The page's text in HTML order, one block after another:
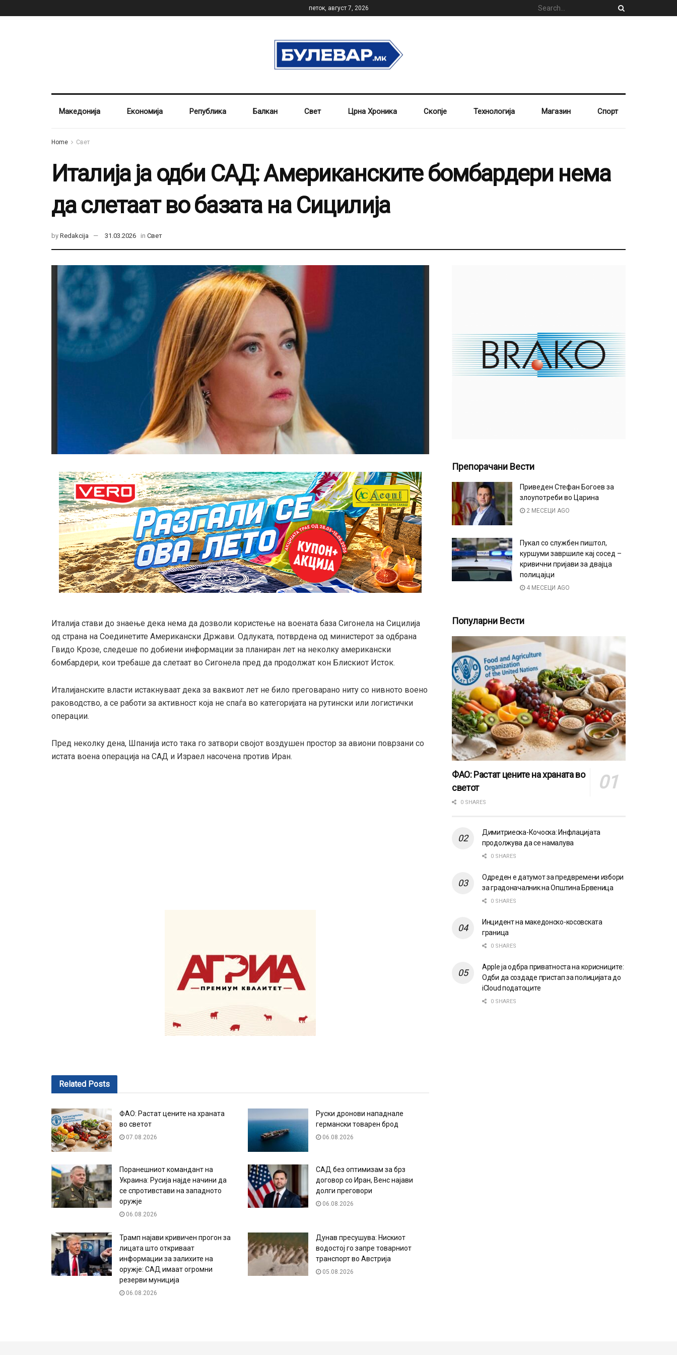
петок, август 7, 2026
Македонија Економија Република Балкан Свет Црна Хроника Скопје Технологија Магазин Спорт
Home Свет
Италија ја одби САД: Американските бомбардери нема
да слетаат во базата на Сицилија
by Redakcija 31.03.2026 in Свет
Италија стави до знаење дека нема да дозволи користење на воената база Сигонела на Сицилија
од страна на Соединетите Американски Држави. Одлуката, потврдена од министерот за одбрана
Гвидо Крозе, следеше по добиени информации за планиран лет на неколку американски
бомбардери, кои требаше да слетаат во Сигонела пред да продолжат кон Блискиот Исток.
Италијанските власти истакнуваат дека за ваквиот лет не било преговарано ниту со нивното воено
раководство, а се работи за активност која не спаѓа во категоријата на рутински или логистички
операции.
Пред неколку дена, Шпанија исто така го затвори својот воздушен простор за авиони поврзани со
истата воена операција на САД и Израел насочена против Иран.
Related Posts
ФАО: Растат цените на храната
во светот
07.08.2026
Руски дронови нападнале
германски товарен брод
06.08.2026
Поранешниот командант на
Украина: Русија најде начини да
се спротивстави на западното
оружје
06.08.2026
САД без оптимизам за брз
договор со Иран, Венс најави
долги преговори
06.08.2026
Трамп најави кривичен прогон за
лицата што откриваат
информации за залихите на
оружје: САД имаат огромни
резерви муниција
06.08.2026
Дунав пресушува: Нискиот
водостој го запре товарниот
транспорт во Австрија
05.08.2026
Препорачани Вести
Приведен Стефан Богоев за
злоупотреби во Царина
2 МЕСЕЦИ AGO
Пукал со службен пиштол,
куршуми завршиле кај сосед –
кривични пријави за двајца
полицајци
4 МЕСЕЦИ AGO
Популарни Вести
ФАО: Растат цените на храната во
светот
0 SHARES
Димитриеска-Кочоска: Инфлацијата
продолжува да се намалува
0 SHARES
Одреден е датумот за предвремени избори
за градоначалник на Општина Брвеница
0 SHARES
Инцидент на македонско-косовската
граница
0 SHARES
Apple ја одбра приватноста на корисниците:
Одби да создаде пристап за полицијата до
iCloud податоците
0 SHARES